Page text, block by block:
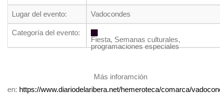
Lugar del evento: Vadocondes
Categoría del evento:
Fiesta, Semanas culturales,
programaciones especiales
Más inforamción
en: https://www.diariodelaribera.net/hemeroteca/comarca/